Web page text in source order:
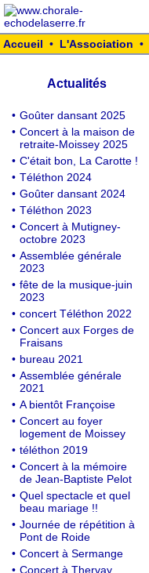
Accueil • L'Association •
Actualités
• Goûter dansant 2025
• Concert à la maison de
retraite-Moissey 2025
• C'était bon, La Carotte !
• Téléthon 2024
• Goûter dansant 2024
• Téléthon 2023
• Concert à Mutigney-
octobre 2023
• Assemblée générale
2023
• fête de la musique-juin
2023
• concert Téléthon 2022
• Concert aux Forges de
Fraisans
• bureau 2021
• Assemblée générale
2021
• A bientôt Françoise
• Concert au foyer
logement de Moissey
• téléthon 2019
• Concert à la mémoire
de Jean-Baptiste Pelot
• Quel spectacle et quel
beau mariage !!
• Journée de répétition à
Pont de Roide
• Concert à Sermange
• Concert à Thervay